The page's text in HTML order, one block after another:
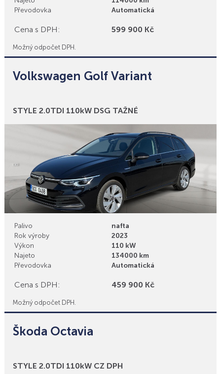
Převodovka
Automatická
Cena s DPH: 599 900 Kč
Možný odpočet DPH.
Volkswagen Golf Variant
Bonusy
STYLE 2.0TDI 110kW DSG TAŽNÉ
Palivo
nafta
Rok výroby
2023
Výkon
110 kW
Najeto
134000 km
Převodovka
Automatická
Cena s DPH: 459 900 Kč
Možný odpočet DPH.
Škoda Octavia
Bonusy
STYLE 2.0TDI 110kW CZ DPH